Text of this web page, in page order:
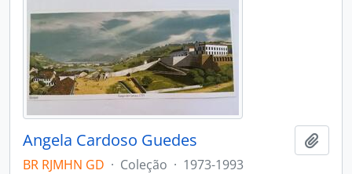
Angela Cardoso Guedes
BR RJMHN GD · Coleção · 1973-1993